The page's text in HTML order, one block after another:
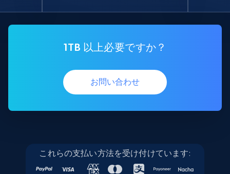
1TB 以上必要ですか？
お問い合わせ
これらの支払い方法を受け付けています: